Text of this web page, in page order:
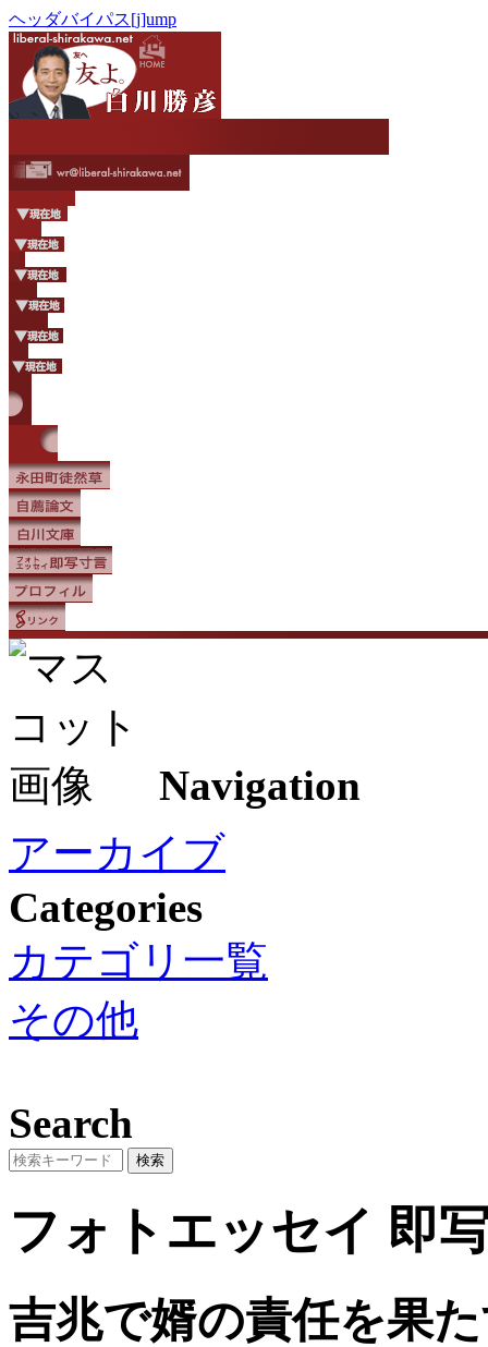
ヘッダバイパス[j]ump
Navigation
アーカイブ
Categories
カテゴリ一覧
その他
Search
フォトエッセイ 即
吉兆で婿の責任を果